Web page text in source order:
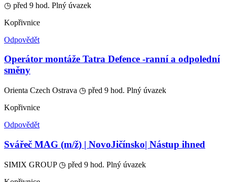
◷ před 9 hod. Plný úvazek
Kopřivnice
Odpovědět
Operátor montáže Tatra Defence -ranní a odpolední
směny
Orienta Czech Ostrava ◷ před 9 hod. Plný úvazek
Kopřivnice
Odpovědět
Svářeč MAG (m/ž) | NovoJičínsko| Nástup ihned
SIMIX GROUP ◷ před 9 hod. Plný úvazek